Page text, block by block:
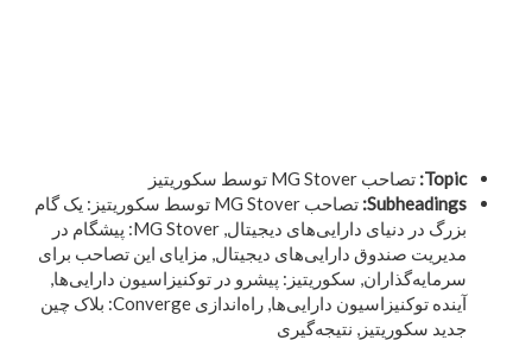
Topic: تصاحب MG Stover توسط سکوریتیز
Subheadings:
تصاحب MG Stover توسط سکوریتیز: یک گام
بزرگ در دنیای دارایی‌های دیجیتال, MG Stover: پیشگام در
مدیریت صندوق دارایی‌های دیجیتال, مزایای این تصاحب برای
سرمایه‌گذاران, سکوریتیز: پیشرو در توکنیزاسیون دارایی‌ها,
آینده توکنیزاسیون دارایی‌ها, راه‌اندازی Converge: بلاک چین
جدید سکوریتیز, نتیجه‌گیری